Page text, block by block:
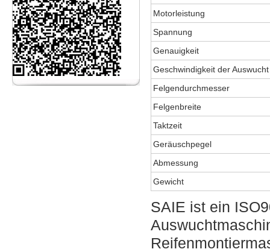
Motorleistung
Spannung
Genauigkeit
Geschwindigkeit der Auswucht
Felgendurchmesser
Felgenbreite
Taktzeit
Geräuschpegel
Abmessung
Gewicht
SAIE ist ein